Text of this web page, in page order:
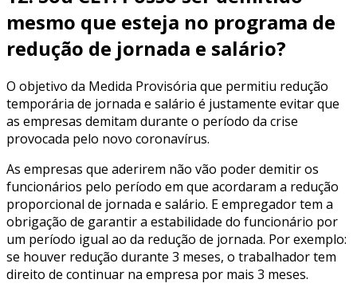
mesmo que esteja no programa de
redução de jornada e salário?
O objetivo da Medida Provisória que permitiu redução
temporária de jornada e salário é justamente evitar que
as empresas demitam durante o período da crise
provocada pelo novo coronavírus.
As empresas que aderirem não vão poder demitir os
funcionários pelo período em que acordaram a redução
proporcional de jornada e salário. E empregador tem a
obrigação de garantir a estabilidade do funcionário por
um período igual ao da redução de jornada. Por exemplo:
se houver redução durante 3 meses, o trabalhador tem
direito de continuar na empresa por mais 3 meses.